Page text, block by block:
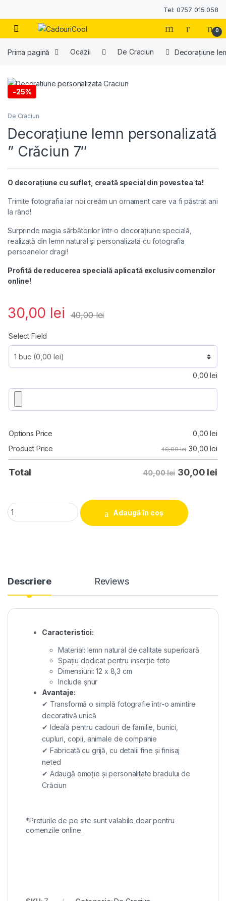
Tel: 0757 015 058
0
Prima pagină Ocazii De Craciun Decorațiune
-25%
De Craciun
Decorațiune lemn personalizată
” Crăciun 7″
O decorațiune cu suflet, creată special din povestea ta!
Trimite fotografia iar noi creăm un ornament care va fi păstrat ani
la rând!
Surprinde magia sărbătorilor într-o decorațiune specială,
realizată din lemn natural și personalizată cu fotografia
persoanelor dragi!
Profită de reducerea specială aplicată exclusiv comenzilor
online!
30,00 lei 40,00lei
Select Field
0,00lei
Options Price 0,00lei
Product Price
40,00 lei 30,00lei
Total 40,00 lei 30,00 lei
Decorațiune lemn personalizată " Crăciun 7"
Adaugă în coș
Descriere Reviews
Caracteristici:
Material: lemn natural de calitate superioară
Spațiu dedicat pentru inserție foto
Dimensiuni: 12 x 8,3 cm
Include șnur
Avantaje:
✔ Transformă o simplă fotografie într-o amintire
decorativă unică
✔ Ideală pentru cadouri de familie, bunici,
cupluri, copii, animale de companie
✔ Fabricată cu grijă, cu detalii fine și finisaj
neted
✔ Adaugă emoție și personalitate bradului de
Crăciun
*Preturile de pe site sunt valabile doar pentru
comenzile online.